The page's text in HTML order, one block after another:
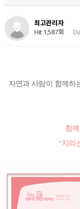
최고관리자
Hit 1,587회
자연과 사람이 함께하
함
"지리